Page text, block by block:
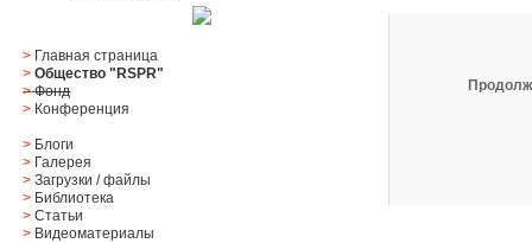
> Главная страница
> Общество "RSPR"
> Фонд
> Конференция
> Блоги
> Галерея
> Загрузки/файлы
> Библиотека
> Статьи
> Видеоматериалы